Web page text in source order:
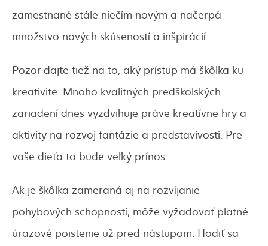
zamestnané stále niečím novým a načerpá
množstvo nových skúseností a inšpirácií.
Pozor dajte tiež na to, aký prístup má škôlka ku
kreativite. Mnoho kvalitných predškolských
zariadení dnes vyzdvihuje práve kreatívne hry a
aktivity na rozvoj fantázie a predstavivosti. Pre
vaše dieťa to bude veľký prínos.
Ak je škôlka zameraná aj na rozvíjanie
pohybových schopností, môže vyžadovať platné
úrazové poistenie už pred nástupom. Hodiť sa